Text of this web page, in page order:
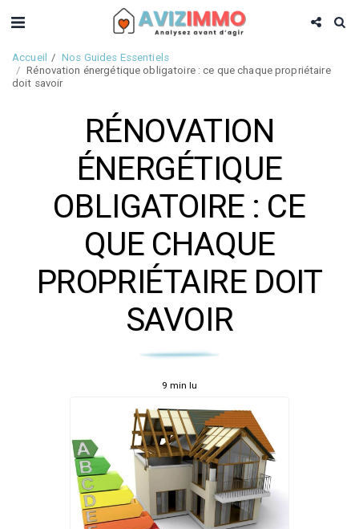
Accueil
Nos Guides Essentiels
Rénovation énergétique obligatoire : ce que chaque propriétaire
doit savoir
RÉNOVATION
ÉNERGÉTIQUE
OBLIGATOIRE : CE
QUE CHAQUE
PROPRIÉTAIRE DOIT
SAVOIR
9 min lu